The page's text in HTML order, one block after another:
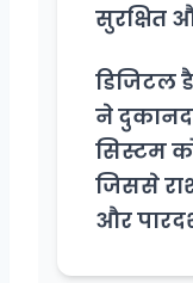
सुरक्षित
डिजिटल
ने
सिस्टम
जिससे
और